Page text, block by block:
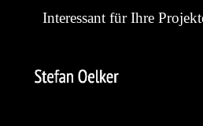
Interessant für Ihre